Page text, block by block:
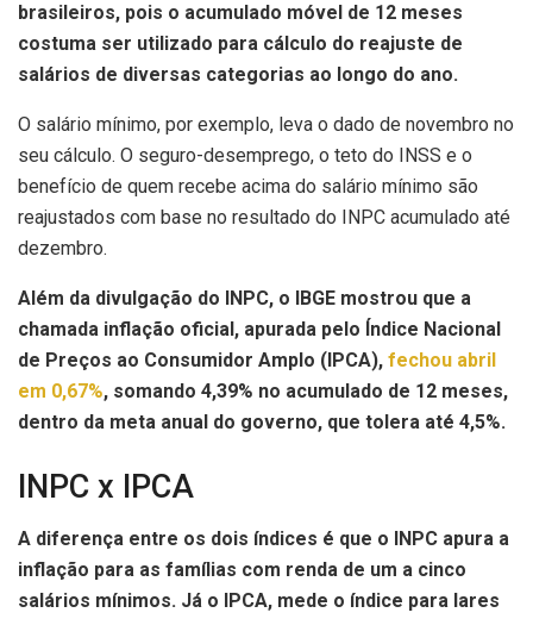
brasileiros, pois o acumulado móvel de 12 meses
costuma ser utilizado para cálculo do reajuste de
salários de diversas categorias ao longo do ano.
O salário mínimo, por exemplo, leva o dado de novembro no
seu cálculo. O seguro-desemprego, o teto do INSS e o
benefício de quem recebe acima do salário mínimo são
reajustados com base no resultado do INPC acumulado até
dezembro.
Além da divulgação do INPC, o IBGE mostrou que a
chamada inflação oficial, apurada pelo Índice Nacional
de Preços ao Consumidor Amplo (IPCA), fechou abril
em 0,67%, somando 4,39% no acumulado de 12 meses,
dentro da meta anual do governo, que tolera até 4,5%.
INPC x IPCA
A diferença entre os dois índices é que o INPC apura a
inflação para as famílias com renda de um a cinco
salários mínimos. Já o IPCA, mede o índice para lares